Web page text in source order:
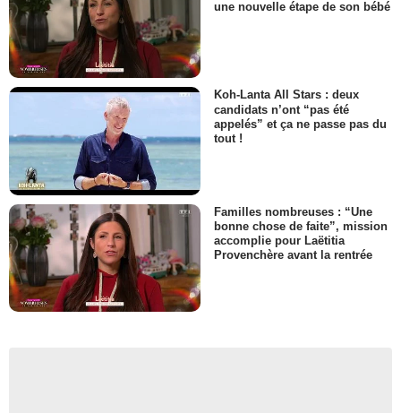
une nouvelle étape de son bébé
Koh-Lanta All Stars : deux
candidats n’ont “pas été
appelés” et ça ne passe pas du
tout !
Familles nombreuses : “Une
bonne chose de faite”, mission
accomplie pour Laëtitia
Provenchère avant la rentrée